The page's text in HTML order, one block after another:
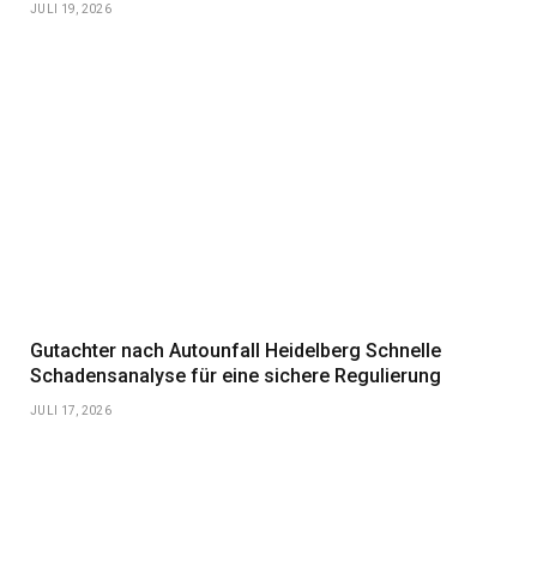
JULI 19, 2026
Gutachter nach Autounfall Heidelberg Schnelle
Schadensanalyse für eine sichere Regulierung
JULI 17, 2026